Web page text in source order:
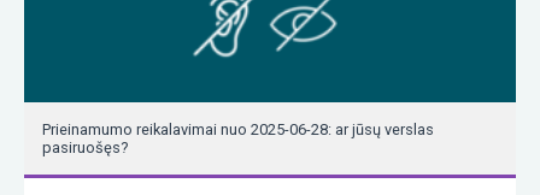
Prieinamumo reikalavimai nuo 2025-06-28: ar jūsų verslas
pasiruošęs?